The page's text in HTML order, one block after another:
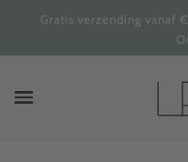
Gratis verzending vanaf